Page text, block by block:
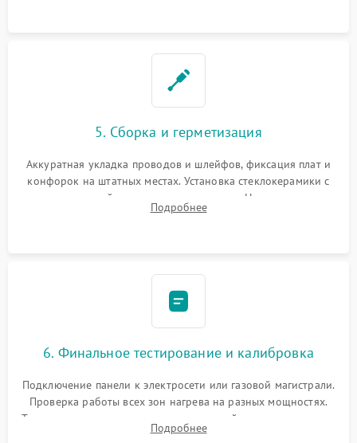
5. Сборка и герметизация
Аккуратная укладка проводов и шлейфов, фиксация плат и
конфорок на штатных местах. Установка стеклокерамики с
проверкой равномерности зазоров. Нанесение
термостойкого герметика или укладка уплотнительной
Подробнее
6. Финальное тестирование и калибровка
Подключение панели к электросети или газовой магистрали.
Проверка работы всех зон нагрева на разных мощностях.
Тестирование сенсорного управления, таймера, индикаторов
остаточного тепла и систем защиты от перегрева.
Подробнее